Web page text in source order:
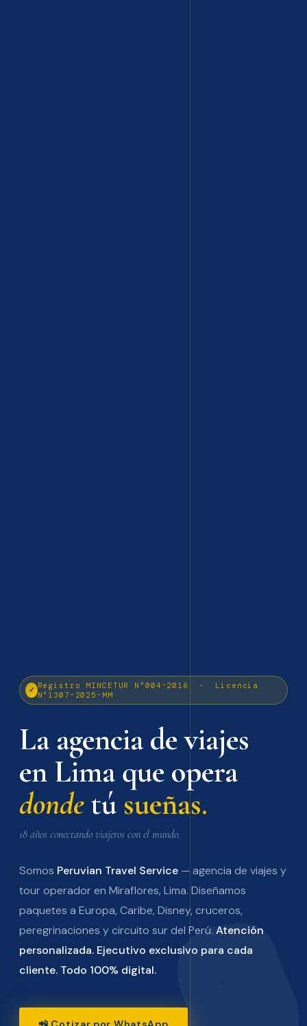
✓ Registro MINCETUR N°004-2016 · Licencia
N°1307-2025-MM
La agencia de viajes
en Lima que opera
dondetú sueñas.
18 años conectando viajeros con el mundo.
Somos Peruvian Travel Service— agencia de viajes y
tour operador en Miraflores, Lima. Diseñamos
paquetes a Europa, Caribe, Disney, cruceros,
peregrinaciones y circuito sur del Perú. Atención
personalizada. Ejecutivo exclusivo para cada
cliente. Todo 100% digital.